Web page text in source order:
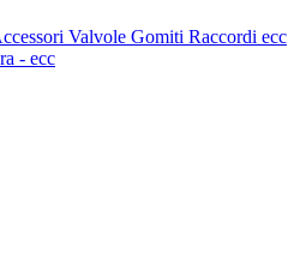
Valvole Gomiti Raccordi ecc
- ecc